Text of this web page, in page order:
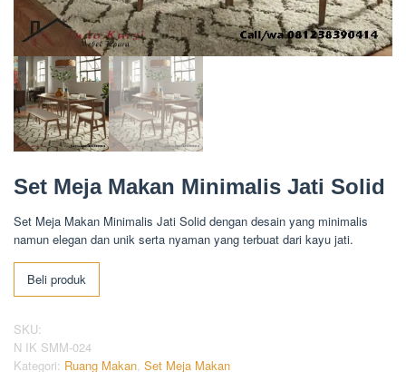
Set Meja Makan Minimalis Jati Solid
Set Meja Makan Minimalis Jati Solid dengan desain yang minimalis
namun elegan dan unik serta nyaman yang terbuat dari kayu jati.
Beli produk
SKU:
N IK SMM-024
Kategori: Ruang Makan Set Meja Makan